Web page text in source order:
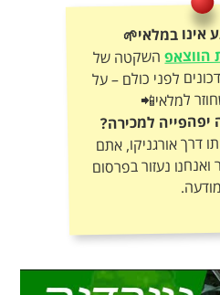
אינו במלאי🌱
הווצאפהשקטה של
אורגניקו וקבלו עדכונים לפני כולם – על
למלאי📲
יפהפייה למכירה?
דרך אורגניקו, אתם
נעזור בפרסום